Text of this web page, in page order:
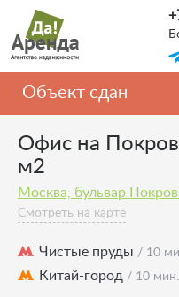
Перейти
основному
содержанию
Объект сдан
Офис на
м2
Москва, бульвар
Смотреть на карте
Чистые пруды / 10
Китай-город / 10